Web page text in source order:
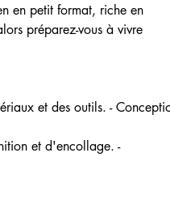
en petit format, riche en
préparez-vous à vivre